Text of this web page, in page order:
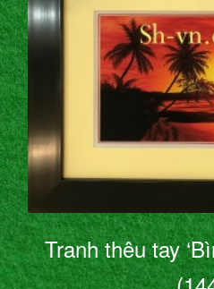
Tranh thêu tay